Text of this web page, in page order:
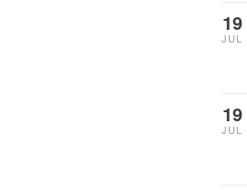
19
JUL
19
JUL